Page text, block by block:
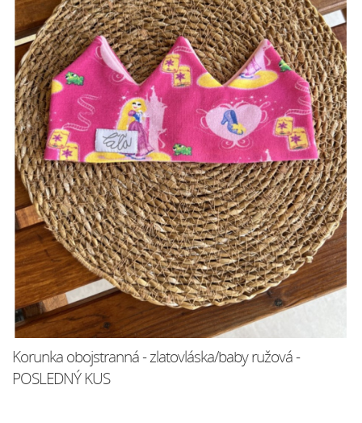
Korunka obojstranná - zlatovláska/baby ružová -
POSLEDNÝ KUS